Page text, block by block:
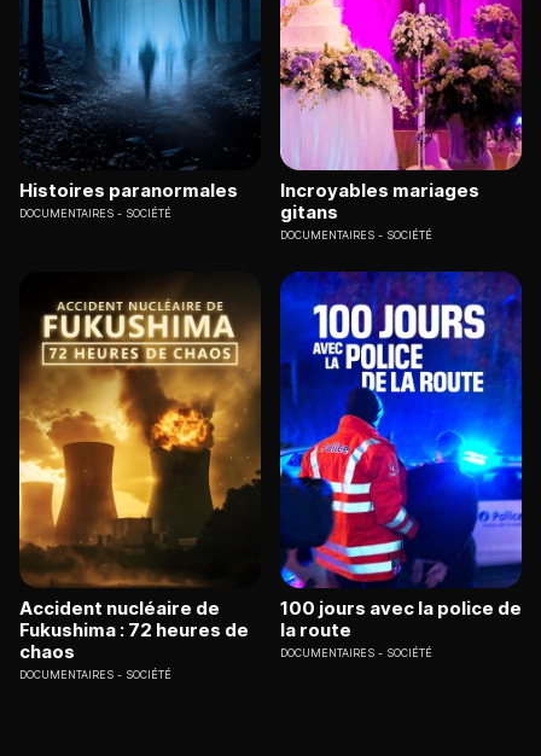
Histoires paranormales
DOCUMENTAIRES SOCIÉTÉ
Incroyables mariages
gitans
DOCUMENTAIRES SOCIÉTÉ
Accident nucléaire de
Fukushima : 72 heures de
chaos
DOCUMENTAIRES SOCIÉTÉ
100 jours avec la police de
la route
DOCUMENTAIRES SOCIÉTÉ